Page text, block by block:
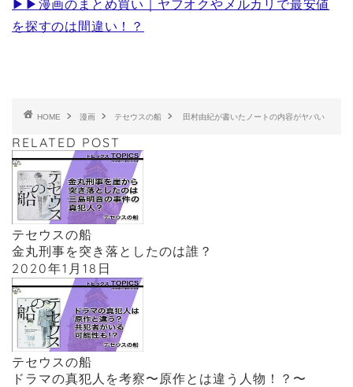
▶︎▶︎漫画のまとめ買い｜ヤフオクやメルカリで最安値
を探すのは間違い！？
HOME 漫画 テセウスの船 田村由紀が書いたノートの内容がヤバい
RELATED POST
テセウスの船
金丸刑事を突き落としたのは誰？
2020年1月18日
テセウスの船
ドラマの真犯人を考察〜原作とは違う人物！？〜